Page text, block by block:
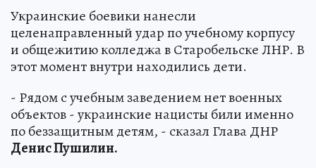
Украинские боевики нанесли
целенаправленный удар по учебному корпусу
и общежитию колледжа в Старобельске ЛНР. В
этот момент внутри находились дети.
- Рядом с учебным заведением нет военных
объектов - украинские нацисты били именно
по беззащитным детям, - сказал Глава ДНР
Денис Пушилин.